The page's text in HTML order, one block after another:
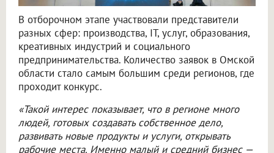
В отборочном этапе участвовали представители
разных сфер: производства, IT, услуг, образования,
креативных индустрий и социального
предпринимательства. Количество заявок в Омской
области стало самым большим среди регионов, где
проходит конкурс.
«Такой интерес показывает, что в регионе много
людей, готовых создавать собственное дело,
развивать новые продукты и услуги, открывать
рабочие места. Именно малый и средний бизнес —